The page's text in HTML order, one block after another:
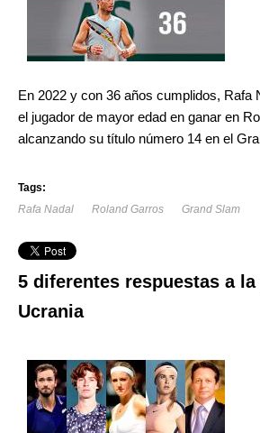
En 2022 y con 36 años cumplidos, Rafa
el jugador de mayor edad en ganar en
alcanzando su título número 14 en el
Tags:
Rafa Nadal
Roland Garros Grand Slam
5 diferentes respuestas a la
Ucrania